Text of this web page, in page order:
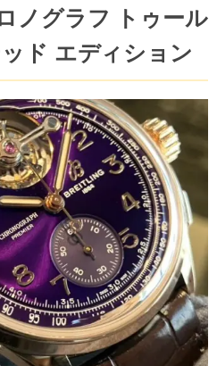
ノグラフ トゥール
ド エディション